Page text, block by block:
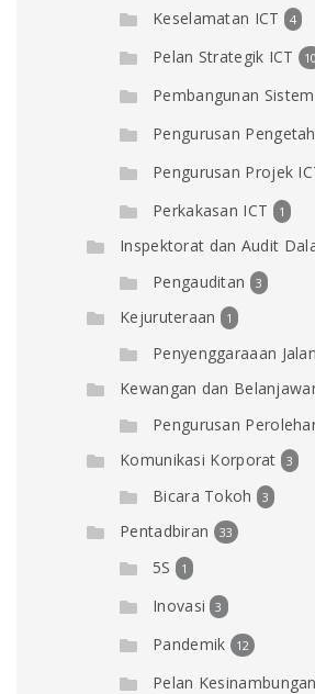
Keselamatan ICT 4
Pelan Strategik ICT 10
Pembangunan Sistem
Pengurusan
Pengurusan Projek
Perkakasan ICT 1
Inspektorat dan Audit
Pengauditan 3
Kejuruteraan 1
Penyenggaraaan Jalan
Kewangan dan
Pengurusan
Komunikasi Korporat 3
Bicara Tokoh 3
Pentadbiran 33
5S 1
Inovasi 3
Pandemik 12
Pelan